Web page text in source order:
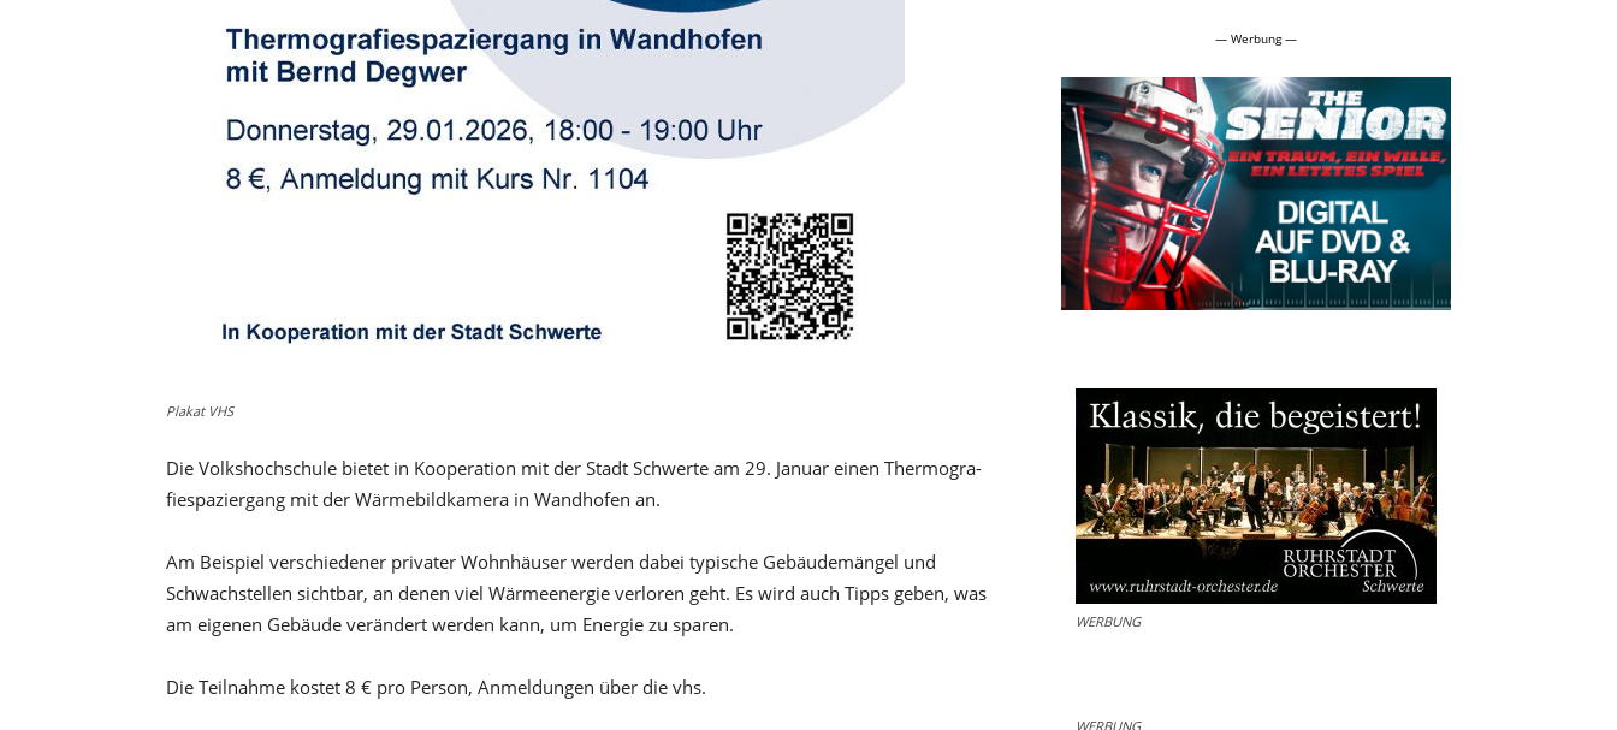
Plakat VHS
Die Volkshochschule bietet in Kooperation mit der Stadt Schwerte am 29. Januar einen Thermogra-
fiespaziergang mit der Wärmebildkamera in Wandhofen an.
Am Beispiel verschiedener privater Wohnhäuser werden dabei typische Gebäudemängel und
Schwachstellen sichtbar, an denen viel Wärmeenergie verloren geht. Es wird auch Tipps geben, was
am eigenen Gebäude verändert werden kann, um Energie zu sparen.
Die Teilnahme kostet 8 € pro Person, Anmeldungen über die vhs.
— Werbung —
WERBUNG
WERBUNG